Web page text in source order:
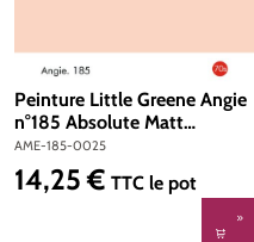
Peinture Little Greene Angie
n°185 Absolute Matt
Emulsion 250 ml
AME-185-0025
Prix régulier :
14,25 € TTC le pot